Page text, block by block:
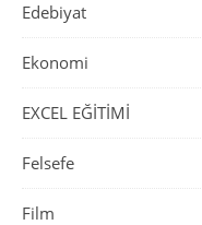
Edebiyat
Ekonomi
EXCEL EĞİTİMİ
Felsefe
Film